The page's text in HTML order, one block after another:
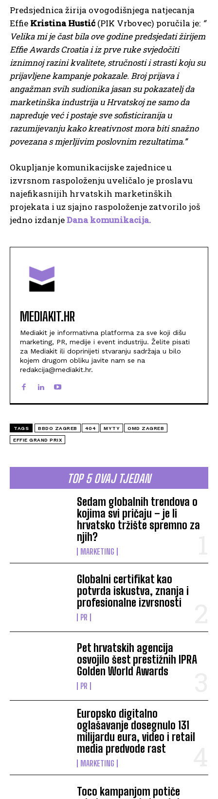
Predsjednica žirija ovogodišnjega natjecanja
Effie Kristina Hustić (PIK Vrbovec) poručila je: “
Velika mi je čast bila ove godine predsjedati žirijem
Effie Awards Croatia i iz prve ruke svjedočiti
iznimnoj razini kvalitete, stručnosti i strasti koju su
prijavljene kampanje pokazale. Broj prijava i
angažman svih sudionika jasan su pokazatelj da
marketinška industrija u Hrvatskoj ne samo da
napreduje već i postaje sve sofisticiranija u
razumijevanju kako kreativnost mora biti snažno
povezana s mjerljivim poslovnim rezultatima.”
Okupljanje komunikacijske zajednice u
izvrsnom raspoloženju uveličalo je proslavu
najefikasnijih hrvatskih marketinških
projekata i uz sjajno raspoloženje zatvorilo još
jedno izdanjeDana komunikacija.
MEDIAKIT.HR
Mediakit je informativna platforma za sve koji dišu
marketing, PR, medije i event industriju. Želite pisati
za Mediakit ili doprinijeti stvaranju sadržaja u bilo
kojem drugom obliku javite nam se na
redakcija@mediakit.hr.
TAGS BBDO ZAGREB 404 MYTY OMD ZAGREB
EFFIE GRAND PRIX
TOP 5 OVAJ TJEDAN
Sedam globalnih trendova o
kojima svi pričaju – je li
hrvatsko tržište spremno za
njih?
MARKETING
Globalni certifikat kao
potvrda iskustva, znanja i
profesionalne izvrsnosti
PR
Pet hrvatskih agencija
osvojilo šest prestižnih IPRA
Golden World Awards
PR
Europsko digitalno
oglašavanje dosegnulo 131
milijardu eura, video i retail
media predvode rast
MARKETING
Toco kampanjom potiče